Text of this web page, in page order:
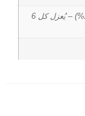
مرتفع (امتصاص 1.5-2.5%) – يُعزل كل 6